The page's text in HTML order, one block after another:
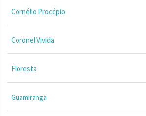
Cornélio Procópio
Coronel Vivida
Floresta
Guamiranga